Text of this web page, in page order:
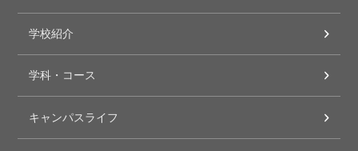
学校紹介
学科・コース
キャンパスライフ